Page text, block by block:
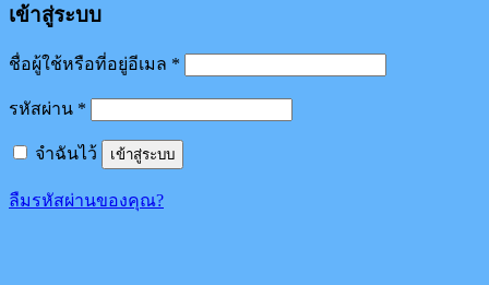
เข้าสู่ระบบ
ชื่อผู้ใช้หรือที่อยู่อีเมล *
รหัสผ่าน *
จำฉันไว้ เข้าสู่ระบบ
ลืมรหัสผ่านของคุณ?